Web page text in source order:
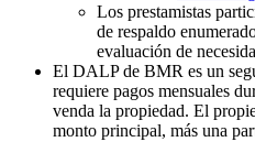
Los prestamistas
de respaldo
evaluación de
El DALP de BMR es un
requiere pagos mensuales
venda la propiedad. El
monto principal, más una